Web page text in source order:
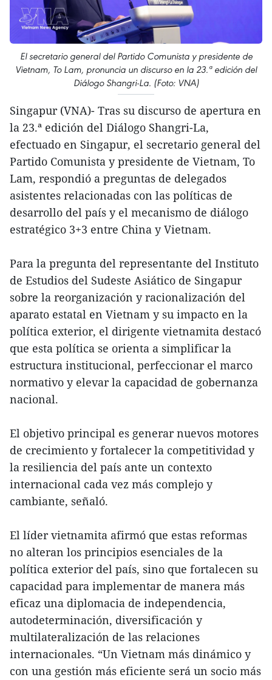
El secretario general del Partido Comunista y presidente de
Vietnam, To Lam, pronuncia un discurso en la 23.ª edición del
Diálogo Shangri-La. (Foto: VNA)
Singapur (VNA)- Tras su discurso de apertura en
la 23.ª edición del Diálogo Shangri-La,
efectuado en Singapur, el secretario general del
Partido Comunista y presidente de Vietnam, To
Lam, respondió a preguntas de delegados
asistentes relacionadas con las políticas de
desarrollo del país y el mecanismo de diálogo
estratégico 3+3 entre China y Vietnam.
Para la pregunta del representante del Instituto
de Estudios del Sudeste Asiático de Singapur
sobre la reorganización y racionalización del
aparato estatal en Vietnam y su impacto en la
política exterior, el dirigente vietnamita destacó
que esta política se orienta a simplificar la
estructura institucional, perfeccionar el marco
normativo y elevar la capacidad de gobernanza
nacional.
El objetivo principal es generar nuevos motores
de crecimiento y fortalecer la competitividad y
la resiliencia del país ante un contexto
internacional cada vez más complejo y
cambiante, señaló.
El líder vietnamita afirmó que estas reformas
no alteran los principios esenciales de la
política exterior del país, sino que fortalecen su
capacidad para implementar de manera más
eficaz una diplomacia de independencia,
autodeterminación, diversificación y
multilateralización de las relaciones
internacionales. “Un Vietnam más dinámico y
con una gestión más eficiente será un socio más